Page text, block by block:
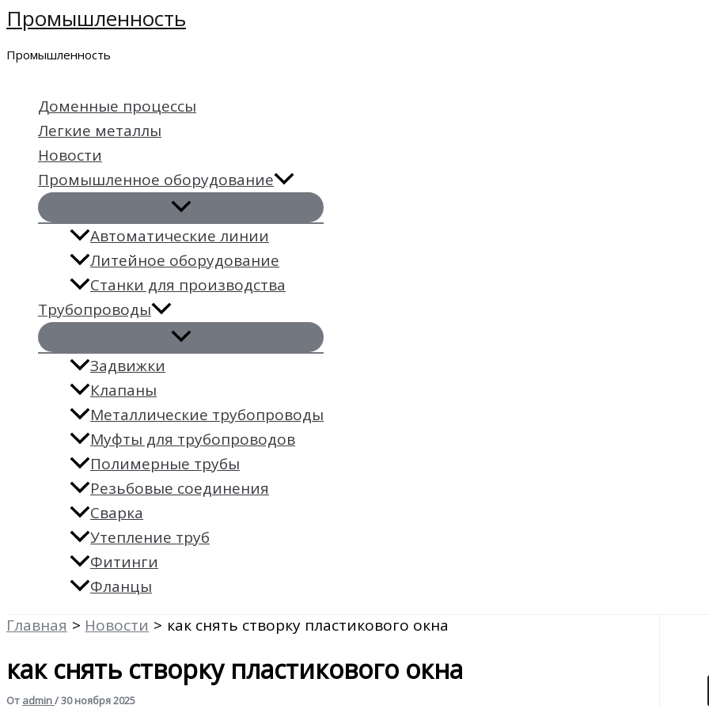
Перейти
содержимому
Промышленность
Промышленность
Доменные процессы
Легкие металлы
Новости
Промышленное оборудование
Автоматические линии
Литейное оборудование
Станки для производства
Трубопроводы
Задвижки
Клапаны
Металлические трубопроводы
Муфты для трубопроводов
Полимерные трубы
Резьбовые соединения
Сварка
Утепление труб
Фитинги
Фланцы
Главная
Новости как снять створку пластикового окна
как снять створку пластикового окна
От admin/30 ноября 2025